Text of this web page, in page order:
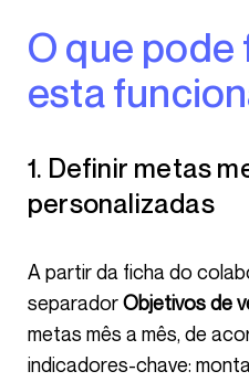
O que pode fazer com
esta
1. Definir metas mensais
personalizadas
A partir da ficha do colaborador, aceda ao
separadorObjetivos de
metas mês a mês, de
indicadores-chave: